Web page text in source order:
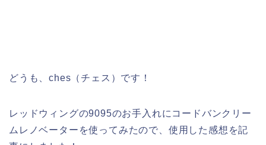
どうも、ches（チェス）です！
レッドウィングの9095のお手入れにコードバンクリー
ムレノベーターを使ってみたので、使用した感想を記